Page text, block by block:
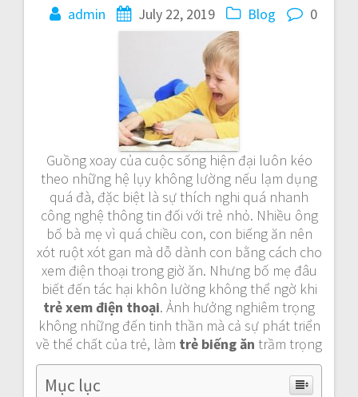
admin July 22, 2019 Blog 0
Guồng xoay của cuộc sống hiện đại luôn kéo
theo những hệ lụy không lường nếu lạm dụng
quá đà, đặc biệt là sự thích nghi quá nhanh
công nghệ thông tin đối với trẻ nhỏ. Nhiều ông
bố bà mẹ vì quá chiều con, con biếng ăn nên
xót ruột xót gan mà dỗ dành con bằng cách cho
xem điện thoại trong giờ ăn. Nhưng bố mẹ đâu
biết đến tác hại khôn lường không thể ngờ khi
trẻ xem điện thoại. Ảnh hưởng nghiêm trọng
không những đến tinh thần mà cả sự phát triển
về thể chất của trẻ, làm trẻ biếng ăn trầm trọng
Mục lục
o
n